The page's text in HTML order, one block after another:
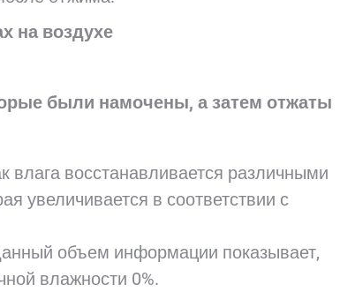
на воздухе
были намочены, а затем отжаты
восстанавливается различными
увеличивается в соответствии с
объем информации показывает,
влажности 0%.